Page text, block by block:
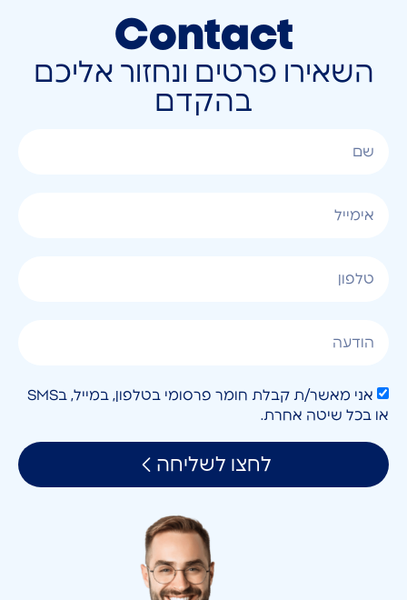
Contact
השאירו פרטים ונחזור אליכם
בהקדם
אני מאשר/ת קבלת חומר פרסומי בטלפון, במייל, בSMS
או בכל שיטה אחרת.
לחצו לשליחה